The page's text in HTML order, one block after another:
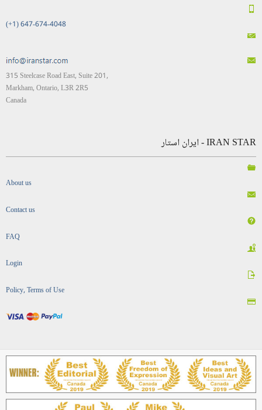
(+1) 647-674-4048
315 Steelcase Road East, Suite 201,
Markham, Ontario, L3R 2R5
Canada
IRAN STAR - ایران استار
About us
Contact us
FAQ
Login
Policy, Terms of Use